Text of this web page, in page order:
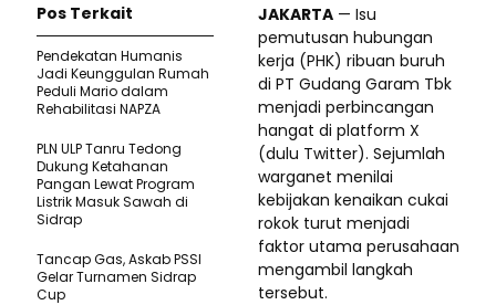
JAKARTA — Isu
pemutusan hubungan
kerja (PHK) ribuan buruh
di PT Gudang Garam Tbk
menjadi perbincangan
hangat di platform X
(dulu Twitter). Sejumlah
warganet menilai
kebijakan kenaikan cukai
rokok turut menjadi
faktor utama perusahaan
mengambil langkah
tersebut.
Pos Terkait
Pendekatan Humanis
Jadi Keunggulan Rumah
Peduli Mario dalam
Rehabilitasi NAPZA
PLN ULP Tanru Tedong
Dukung Ketahanan
Pangan Lewat Program
Listrik Masuk Sawah di
Sidrap
Tancap Gas, Askab PSSI
Gelar Turnamen Sidrap
Cup